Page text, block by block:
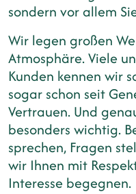
sondern vor allem
Wir legen großen
Atmosphäre. Viele
Kunden kennen wir
sogar schon seit
Vertrauen. Und
besonders wichtig.
sprechen, Fragen
wir Ihnen mit
Interesse begegnen.